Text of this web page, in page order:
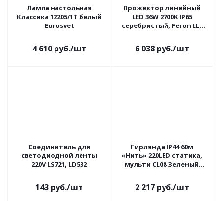
Лампа настольная
Классика 12205/1T белый
Eurosvet
4 610руб./шт
Прожектор линейный
LED 36W 2700K IP65
серебристый, Feron LL-
6 038руб./шт
Соединитель для
светодиодной ленты
220V LS721, LD532
143 руб./шт
Гирлянда IP44 60м
«Нить» 220LED статика,
мульти CL08 Зеленый
2 217руб./шт